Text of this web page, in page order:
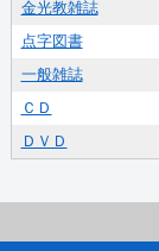
金光教雑誌
点字図書
一般雑誌
ＣＤ
ＤＶＤ